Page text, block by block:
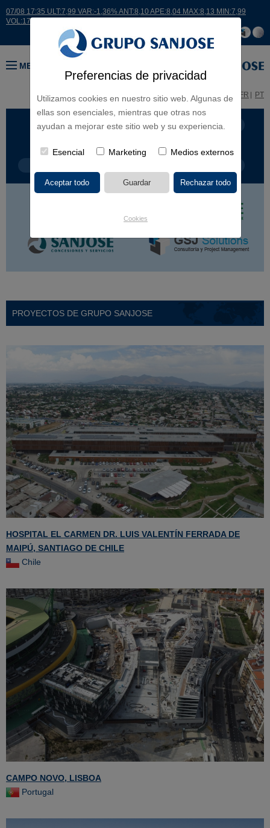
Preferencias de privacidad
Utilizamos cookies en nuestro sitio web. Algunas de
ellas son esenciales, mientras que otras nos
ayudan a mejorar este sitio web y su experiencia.
Esencial Marketing Medios externos
Cookies
07/08 17:35 ULT:7,99 VAR:-1,36% ANT:8,10 APE:8,04 MAX:8,13 MIN:7,99
VOL:17664
MENÚ
EN FR PT
LÍNEA DE NEGOCIO CONTINENTES
PROYECTOS DE GRUPO SANJOSE
HOSPITAL EL CARMEN DR. LUIS VALENTÍN FERRADA DE
MAIPÚ, SANTIAGO DE CHILE
Chile
CAMPO NOVO, LISBOA
Portugal